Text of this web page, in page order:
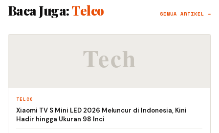
Baca Juga:Telco SEMUA ARTIKEL →
TELCO
Xiaomi TV S Mini LED 2026 Meluncur di Indonesia, Kini
Hadir hingga Ukuran 98 Inci